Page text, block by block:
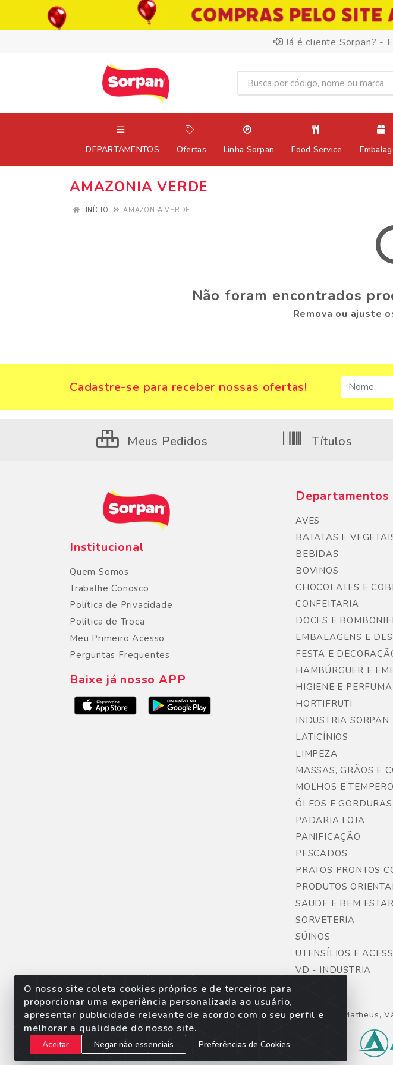
Já é cliente Sorpan? -
DEPARTAMENTOS Ofertas Linha Sorpan Food Service
AMAZONIA VERDE
INÍCIO AMAZONIA VERDE
Não foram encontrados
Remova ou ajuste
O nosso site coleta cookies próprios e de terceiros para
proporcionar uma experiência personalizada ao usuário,
apresentar publicidade relevante de acordo com o seu perfil e
melhorar a qualidade do nosso site.
Aceitar Negar não essenciais Preferências de Cookies
Cadastre-se para receber nossas ofertas!
Meus Pedidos Títulos
Institucional
Quem Somos
Trabalhe Conosco
Política de Privacidade
Politica de Troca
Meu Primeiro Acesso
Perguntas Frequentes
Baixe já nosso APP
Departamentos
AVES
BATATAS E
BEBIDAS
BOVINOS
CHOCOLATES E
CONFEITARIA
DOCES E
EMBALAGENS E
FESTA E
HAMBÚRGUER E
HIGIENE E
HORTIFRUTI
INDUSTRIA SORPAN
LATICÍNIOS
LIMPEZA
MASSAS, GRÃOS E
MOLHOS E
ÓLEOS E GORDURAS
PADARIA LOJA
PANIFICAÇÃO
PESCADOS
PRATOS PRONTOS
PRODUTOS
SAUDE E BEM ESTAR
SORVETERIA
SÚINOS
UTENSÍLIOS E
VD - INDUSTRIA
Sorpan - Rodovia dos Imigrantes, Lote 06, São Matheus,